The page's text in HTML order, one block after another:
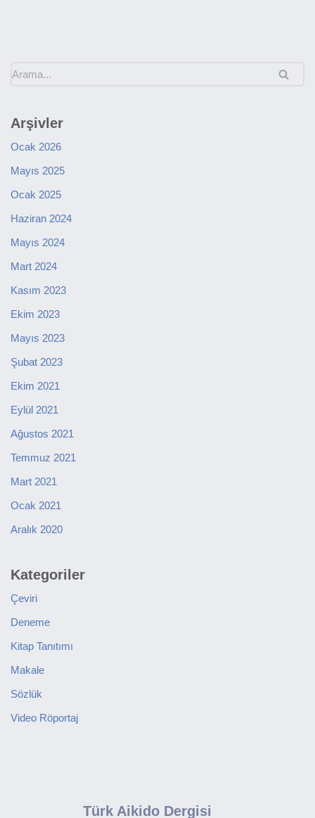
Arşivler
Ocak 2026
Mayıs 2025
Ocak 2025
Haziran 2024
Mayıs 2024
Mart 2024
Kasım 2023
Ekim 2023
Mayıs 2023
Şubat 2023
Ekim 2021
Eylül 2021
Ağustos 2021
Temmuz 2021
Mart 2021
Ocak 2021
Aralık 2020
Kategoriler
Çeviri
Deneme
Kitap Tanıtımı
Makale
Sözlük
Video Röportaj
Türk Aikido Dergisi